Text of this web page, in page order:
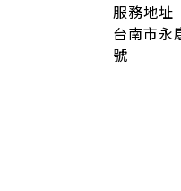
服務地址
台南市永
號